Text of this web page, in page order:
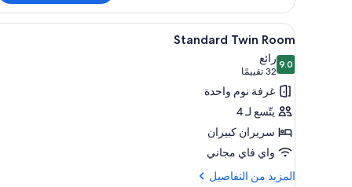
Deluxe
Studio
Suite
Spa
Bath
استعراض
جميع
صور
Standard
Twin
Room
ميني بار ومكواة/لوح كي وواي فاي
4
Standard Twin Room
9.09.0 من 10
رائع
32 تقييمًا
(32
تقييمًا)
غرفة نوم واحدة
يتّسع لـ 4
سريران كبيران
واي فاي مجاني
المزيد من التفاصيل
المزيد